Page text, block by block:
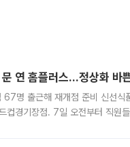
연 홈플러스…정상화 바
67명 출근해 재개점 준비 신선
컵경기장점. 7일 오전부터 직원